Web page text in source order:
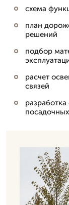
схема
план
решений
подбор
расчет
связей